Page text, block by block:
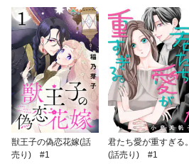
獣王子の偽恋花嫁(話
売り) #1
君たち愛が重すぎる。
(話売り) #1